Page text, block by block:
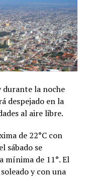
durante la noche
despejado en la
al aire libre.
de 22°C con
sábado se
mínima de 11°. El
y con una